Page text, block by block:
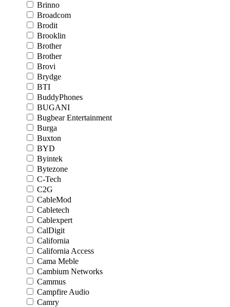
Brinno
Broadcom
Brodit
Brooklin
Brother
Brother
Brovi
Brydge
BTI
BuddyPhones
BUGANI
Bugbear Entertainment
Burga
Buxton
BYD
Byintek
Bytezone
C-Tech
C2G
CableMod
Cabletech
Cablexpert
CalDigit
California
California Access
Cama Meble
Cambium Networks
Cammus
Campfire Audio
Camry